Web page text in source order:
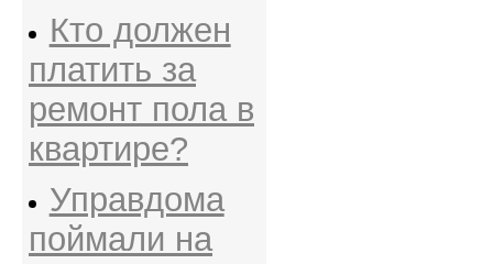
Кто должен
платить за
ремонт пола в
квартире?
Управдома
поймали на